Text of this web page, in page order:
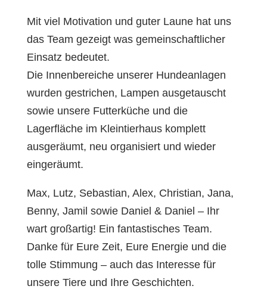
Mit viel Motivation und guter Laune hat uns
das Team gezeigt was gemeinschaftlicher
Einsatz bedeutet.
Die Innenbereiche unserer Hundeanlagen
wurden gestrichen, Lampen ausgetauscht
sowie unsere Futterküche und die
Lagerfläche im Kleintierhaus komplett
ausgeräumt, neu organisiert und wieder
eingeräumt.
Max, Lutz, Sebastian, Alex, Christian, Jana,
Benny, Jamil sowie Daniel & Daniel – Ihr
wart großartig! Ein fantastisches Team.
Danke für Eure Zeit, Eure Energie und die
tolle Stimmung – auch das Interesse für
unsere Tiere und Ihre Geschichten.